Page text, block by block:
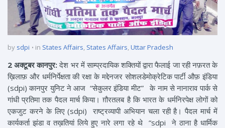
by sdpi in States Affairs States Affairs Uttar Pradesh
2 अक्टूबर कानपुर:देश भर में साम्प्रदायिक शक्तियों द्वारा फैलाई जा रही नफ़रत के
ख़िलाफ़ और धर्मनिर्पेक्षता की रक्षा के मद्देनजर सोशलडेमोक्रेटिक पार्टी औफ़ इंडिया
(sdpi) कानपुर युनिट ने आज “सेकुलर इंडिया मीट” के नाम से नानाराव पार्क से
गांधी प्रतिमा तक पैदल मार्च किया। ग़ौरतलब है कि भारत के धर्मनिरपेक्ष लोगों को
एकजुट करने के लिए (sdpi) राष्ट्रव्यापी अभियान चला रही है। पैदल मार्च में
कार्यकर्ता झंडा व तख़तियां लिये हुए नारे लगा रहे थे “sdpi ने ठाना है धार्मिक